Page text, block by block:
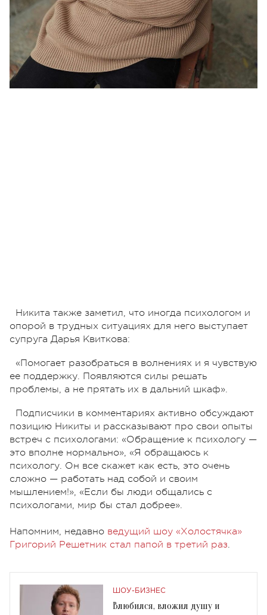
Никита также заметил, что иногда психологом и
опорой в трудных ситуациях для него выступает
супруга Дарья Квиткова:
«Помогает разобраться в волнениях и я чувствую
ее поддержку. Появляются силы решать
проблемы, а не прятать их в дальний шкаф».
Подписчики в комментариях активно обсуждают
позицию Никиты и рассказывают про свои опыты
встреч с психологами: «Обращение к психологу —
это вполне нормально», «Я обращаюсь к
психологу. Он все скажет как есть, это очень
сложно — работать над собой и своим
мышлением!», «Если бы люди общались с
психологами, мир бы стал добрее».
Напомним, недавно ведущий шоу «Холостячка»
Григорий Решетник стал папой в третий раз.
ШОУ-БИЗНЕС
Влюбился, вложил душу и